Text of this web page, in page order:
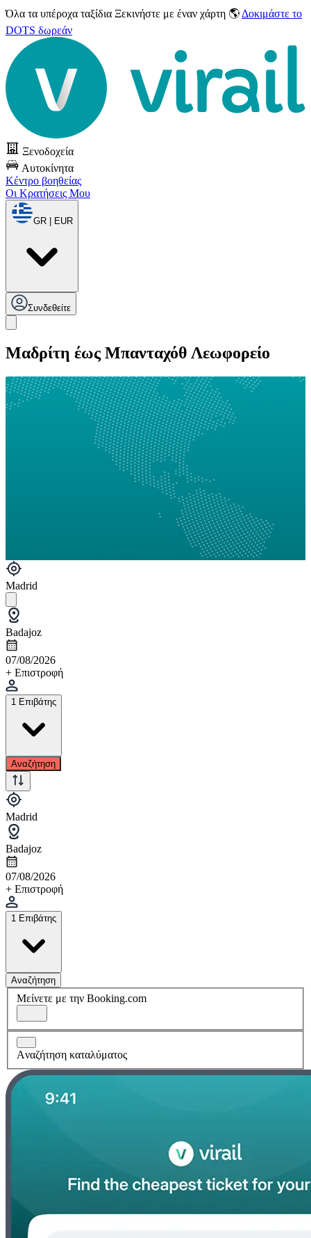
Όλα τα υπέροχα ταξίδια Ξεκινήστε με έναν χάρτη 🌎 Δοκιμάστε το
DOTS δωρεάν
Ξενοδοχεία
Αυτοκίνητα
Κέντρο βοηθείας
Οι Κρατήσεις Μου
GR | EUR
Συνδεθείτε
Μαδρίτη έως Μπανταχόθ Λεωφορείο
Madrid
Badajoz
07/08/2026
+ Επιστροφή
1 Επιβάτης
Αναζήτηση
Madrid
Badajoz
07/08/2026
+ Επιστροφή
1 Επιβάτης
Αναζήτηση
Μείνετε με την Booking.com
Aναζήτηση καταλύματος